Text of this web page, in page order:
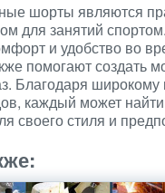
шорты являются
для занятий
и удобство во
помогают создать
Благодаря
каждый может
своего стиля и